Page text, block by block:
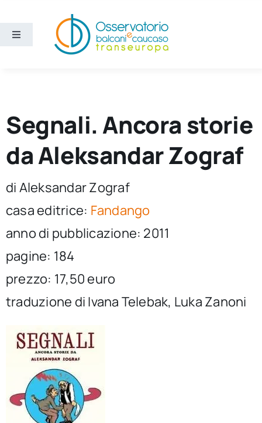
contenuto
Toggle
Ricerca e divulgazione
Sezioni
Chi siamo
Cerca
Newsletter
Ita
Segnali. Ancora storie
da Aleksandar Zograf
di Aleksandar Zograf
casa editrice: Fandango
anno di pubblicazione: 2011
pagine: 184
prezzo: 17,50 euro
traduzione di Ivana Telebak, Luka Zanoni